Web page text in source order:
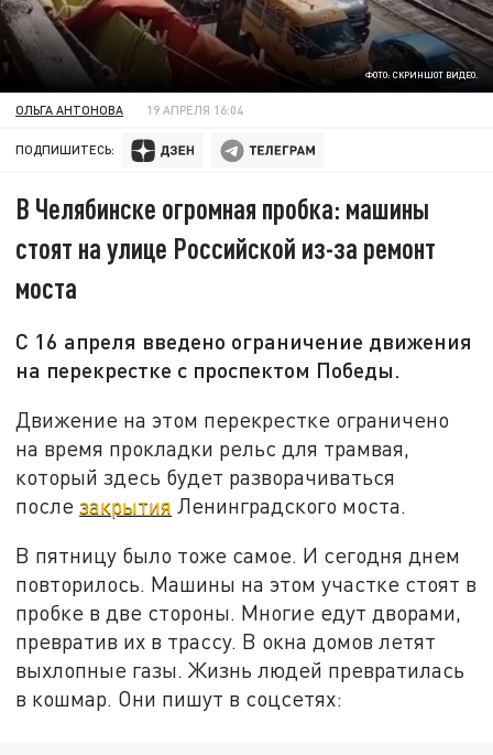
ФОТО: СКРИНШОТ ВИДЕО.
ОЛЬГА АНТОНОВА 19 АПРЕЛЯ 16:04
ПОДПИШИТЕСЬ:
В Челябинске огромная пробка: машины
стоят на улице Российской из-за ремонт
моста
С 16 апреля введено ограничение движения
на перекрестке с проспектом Победы.
Движение на этом перекрестке ограничено
на время прокладки рельс для трамвая,
который здесь будет разворачиваться
послезакрытия Ленинградского моста.
В пятницу было тоже самое. И сегодня днем
повторилось. Машины на этом участке стоят в
пробке в две стороны. Многие едут дворами,
превратив их в трассу. В окна домов летят
выхлопные газы. Жизнь людей превратилась
в кошмар. Они пишут в соцсетях: